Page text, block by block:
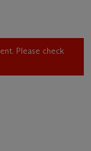
Please check